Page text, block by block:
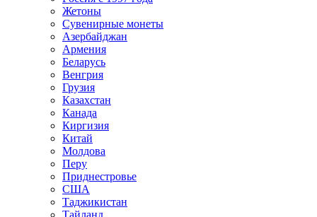
Жетоны
Сувенирные монеты
Азербайджан
Армения
Беларусь
Венгрия
Грузия
Казахстан
Канада
Киргизия
Китай
Молдова
Перу
Приднестровье
США
Таджикистан
Тайланд